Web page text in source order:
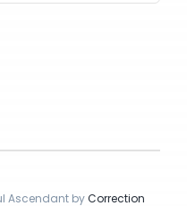
Ascendant byCorrection